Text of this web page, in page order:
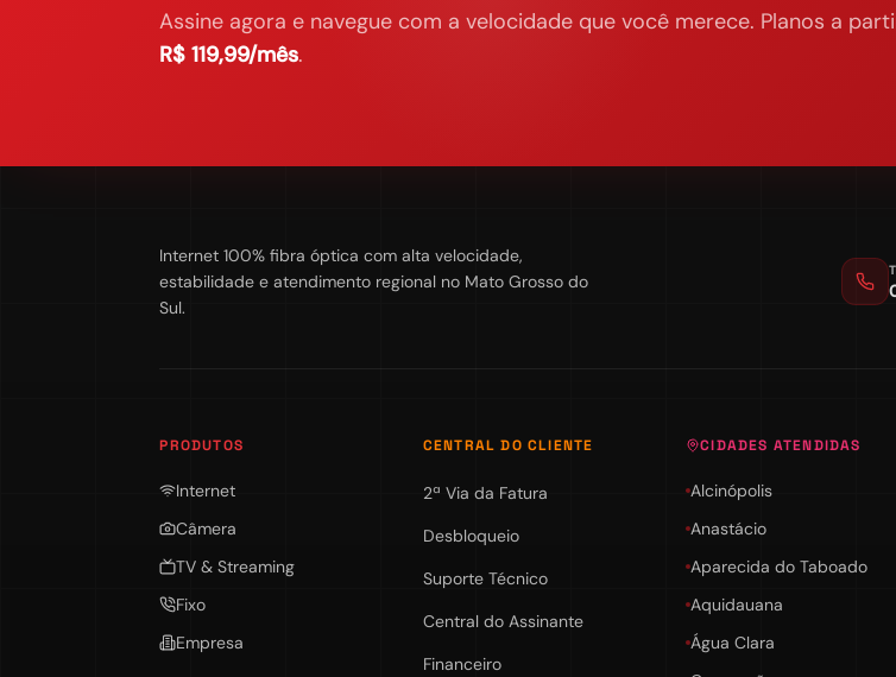
Assine agora e navegue com a velocidade que você merece. Planos a
R$ 119,99/mês.
Internet 100% fibra óptica com alta velocidade,
estabilidade e atendimento regional no Mato Grosso do
Sul.
PRODUTOS
Internet
Câmera
TV & Streaming
Fixo
Empresa
CENTRAL DO CLIENTE
2ª Via da Fatura
Desbloqueio
Suporte Técnico
Central do Assinante
Financeiro
CIDADES ATENDIDAS
Alcinópolis
Anastácio
Aparecida do Taboado
Aquidauana
Água Clara